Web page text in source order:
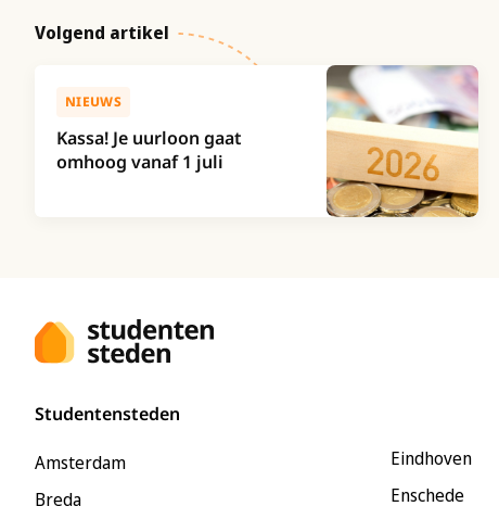
Volgend artikel
NIEUWS
Kassa! Je uurloon gaat
omhoog vanaf 1 juli
Studentensteden
Amsterdam
Breda
Eindhoven
Enschede